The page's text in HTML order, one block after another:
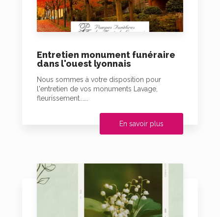
Entretien monument funéraire
dans l'ouest lyonnais
Nous sommes à votre disposition pour
l'entretien de vos monuments Lavage,
fleurissement......
En savoir plus